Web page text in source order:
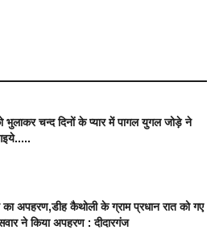
भुलाकर चन्द दिनों के प्यार में पागल युगल जोड़े ने
का अपहरण,डीह कैथोली के ग्राम प्रधान रात को गए
ने किया अपहरण : दीदारगंज